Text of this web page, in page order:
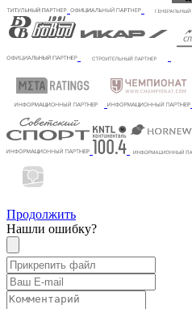
Продолжить
Нашли ошибку?